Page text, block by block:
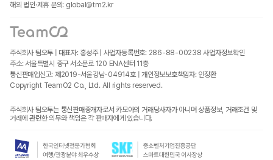
해외 법인·제휴 문의: global@tm2.kr
주식회사 팀오투 | 대표자: 홍성주 | 사업자등록번호: 286-88-00238 사업자정보확인
주소: 서울특별시 중구 서소문로 120 ENA센터 11층
통신판매업신고: 제2019-서울강남-04914호 | 개인정보보호책임자: 인정환
Copyright TeamO2 Co., Ltd. All rights reserved.
주식회사 팀오투는 통신판매중개자로서 카모아의 거래당사자가 아니며 상품정보, 거래조건 및
거래에 관련한 의무와 책임은 각 판매자에게 있습니다.